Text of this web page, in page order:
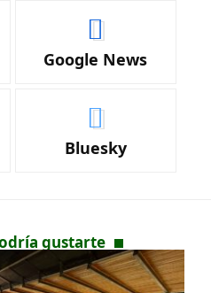
Google News
Bluesky
gustarte